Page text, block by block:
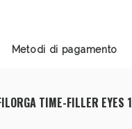
Metodi di pagamento
TIME-FILLER EYES